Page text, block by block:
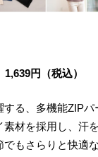
円（税込）
る、多機能ZIP
材を採用し、汗
もさらりと快適